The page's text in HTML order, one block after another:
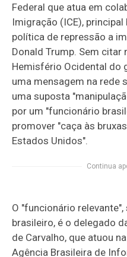
Federal que atua em
Imigração (ICE),
política de repressão a
Donald Trump. Sem
Hemisfério Ocidental do
uma mensagem na rede
uma suposta
por um "funcionário
promover "caça às
Estados Unidos".
Continua
O "funcionário
brasileiro, é o delegado
de Carvalho, que atuou
Agência Brasileira de